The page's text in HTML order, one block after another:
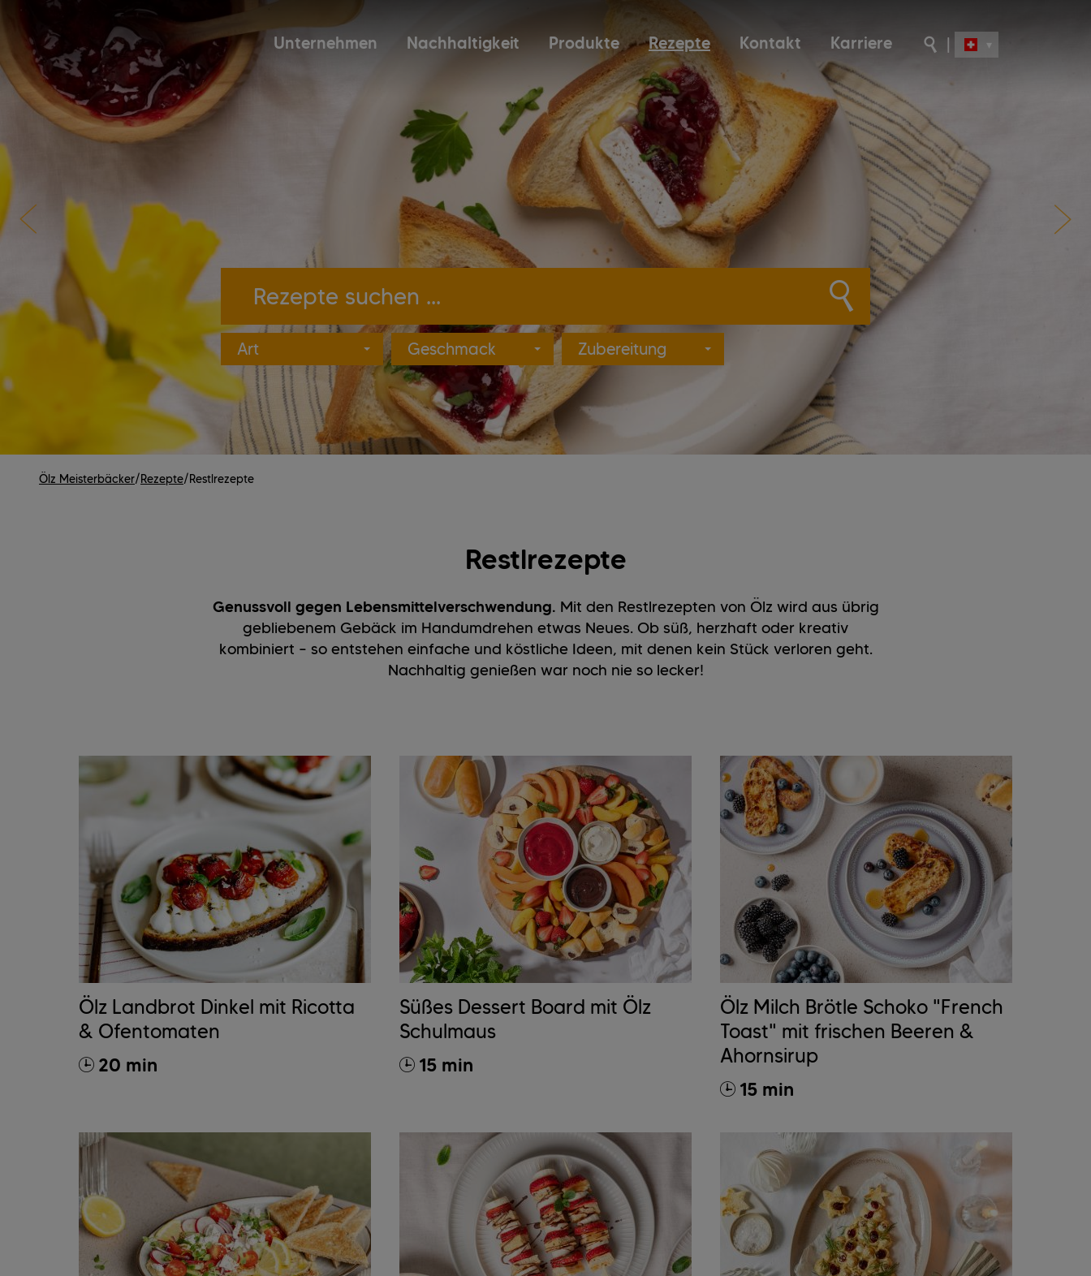
Unternehmen Nachhaltigkeit Produkte Rezepte Kontakt Karriere
Art Geschmack Zubereitung
Ölz Meisterbäcker/Rezepte/Restlrezepte
Restlrezepte
Genussvoll gegen Lebensmittelverschwendung. Mit den Restlrezepten von Ölz wird aus übrig
gebliebenem Gebäck im Handumdrehen etwas Neues. Ob süß, herzhaft oder kreativ
kombiniert – so entstehen einfache und köstliche Ideen, mit denen kein Stück verloren geht.
Nachhaltig genießen war noch nie so lecker!
Ölz Landbrot Dinkel mit Ricotta
& Ofentomaten
20 min
Süßes Dessert Board mit Ölz
Schulmaus
15 min
Ölz Milch Brötle Schoko "French
Toast" mit frischen Beeren &
Ahornsirup
15 min